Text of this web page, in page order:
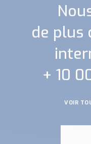
de plus
+ 10
VOIR